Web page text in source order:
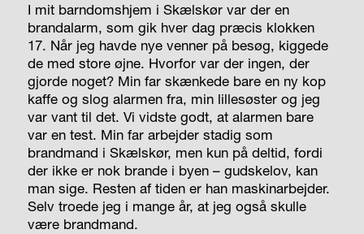
I mit barndomshjem i Skælskør var der en
brandalarm, som gik hver dag præcis klokken
17. Når jeg havde nye venner på besøg, kiggede
de med store øjne. Hvorfor var der ingen, der
gjorde noget? Min far skænkede bare en ny kop
kaffe og slog alarmen fra, min lillesøster og jeg
var vant til det. Vi vidste godt, at alarmen bare
var en test. Min far arbejder stadig som
brandmand i Skælskør, men kun på deltid, fordi
der ikke er nok brande i byen – gudskelov, kan
man sige. Resten af tiden er han maskinarbejder.
Selv troede jeg i mange år, at jeg også skulle
være brandmand.